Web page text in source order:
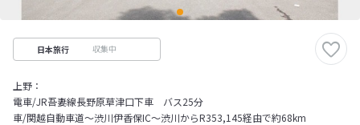
日本旅行 収集中
上野：
電車/JR吾妻線長野原草津口下車 バス25分
車/関越自動車道～渋川伊香保IC～渋川からR353,145経由で約68km